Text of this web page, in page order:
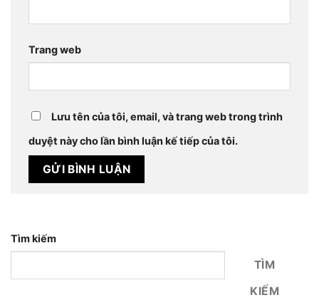
Trang web
Lưu tên của tôi, email, và trang web trong trình
duyệt này cho lần bình luận kế tiếp của tôi.
Tìm kiếm
TÌM
KIẾM